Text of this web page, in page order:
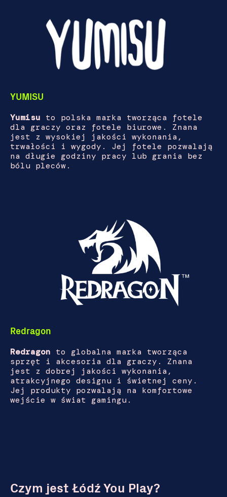
YUMISU
Yumisu to polska marka tworząca fotele
dla graczy oraz fotele biurowe. Znana
jest z wysokiej jakości wykonania,
trwałości i wygody. Jej fotele pozwalają
na długie godziny pracy lub grania bez
bólu pleców.
Redragon
Redragon to globalna marka tworząca
sprzęt i akcesoria dla graczy. Znana
jest z dobrej jakości wykonania,
atrakcyjnego designu i świetnej ceny.
Jej produkty pozwalają na komfortowe
wejście w świat gamingu.
Czym jest Łódź You Play?